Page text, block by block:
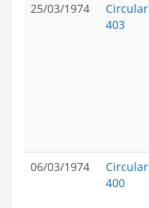
25/03/1974
Circular
403
06/03/1974
Circular
400